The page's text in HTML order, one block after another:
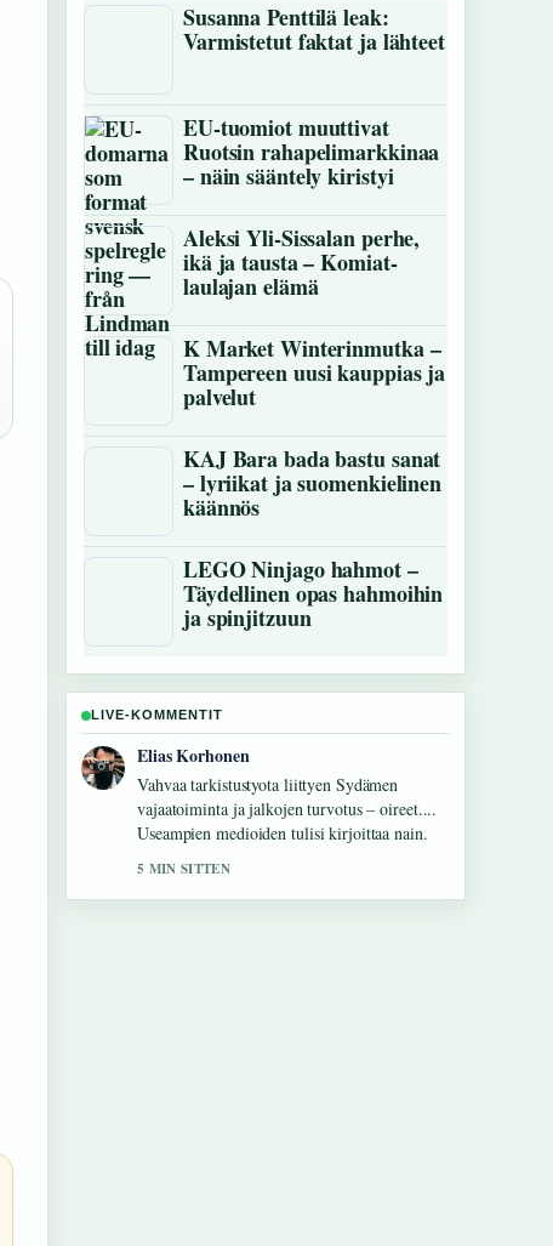
Susanna Penttilä leak:
Varmistetut faktat ja lähteet
EU-tuomiot muuttivat
Ruotsin rahapelimarkkinaa
– näin sääntely kiristyi
Aleksi Yli-Sissalan perhe,
ikä ja tausta – Komiat-
laulajan elämä
K Market Winterinmutka –
Tampereen uusi kauppias ja
palvelut
KAJ Bara bada bastu sanat
– lyriikat ja suomenkielinen
käännös
LEGO Ninjago hahmot –
Täydellinen opas hahmoihin
ja spinjitzuun
LIVE-KOMMENTIT
Noora Niemi
Hyva yhteenveto aiheesta Rauma vuokra-
asunnot: hakijan opas ja 226 ilmoitusta. Tama
on tahan mennessa selkein kooste tanaan.
7 MIN SITTEN